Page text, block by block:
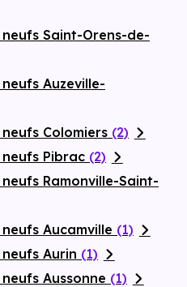
Saint-Orens-de-
Auzeville-
Colomiers (2)
Pibrac (2)
Ramonville-Saint-
Aucamville (1)
Aurin (1)
Aussonne (1)